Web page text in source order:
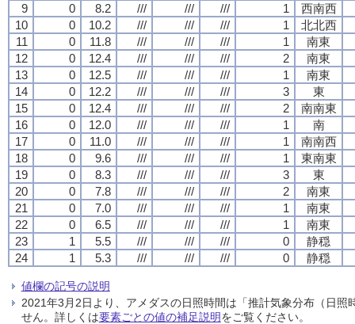
9
0 8.2 /// /// /// 1
西南西
10
0 10.2 /// /// /// 1
北北西
11
0 11.8 /// /// /// 1
南東
12
0 12.4 /// /// /// 2
南東
13
0 12.5 /// /// /// 1
南東
14
0 12.2 /// /// /// 3
東
15
0 12.4 /// /// /// 2
南南東
16
0 12.0 /// /// /// 1
南
17
0 11.0 /// /// /// 1
南南西
18
0 9.6 /// /// /// 1
東南東
19
0 8.3 /// /// /// 3
東
20
0 7.8 /// /// /// 2
南東
21
0 7.0 /// /// /// 1
南東
22
0 6.5 /// /// /// 1
南東
23
1 5.5 /// /// /// 0
静穏
24
1 5.3 /// /// /// 0 静穏
値欄の記号の説明
2021年3月2日より、アメダスの日照時間は「推計気象分布（日
せん。詳しくは要素ごとの値の補足説明をご覧ください。